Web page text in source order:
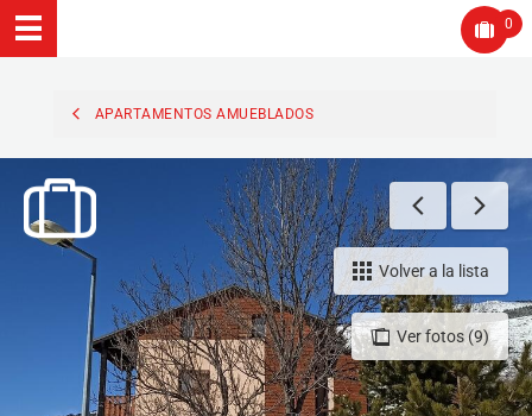
0
APARTAMENTOS AMUEBLADOS
Ver fotos (9)
Volver a la lista